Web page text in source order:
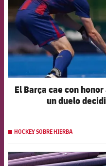
El Barça cae con
un duelo
HOCKEY SOBRE HIERBA